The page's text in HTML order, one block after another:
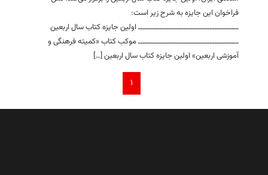
فراخوان این جایزه به شرح زیر است:
ــــــــــــــــــــــــــــــــــــــــــ اولین جايزه کتاب سال اربعین
ــــــــــــــــــــــــــــــــــــــــــ موکب کتاب «کمیته فرهنگی و
آموزشی اربعین» اولین جايزه کتاب سال اربعین […]
۱